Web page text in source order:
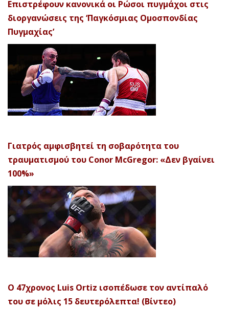
Επιστρέφουν κανονικά οι Ρώσοι πυγμάχοι στις
διοργανώσεις της ‘Παγκόσμιας Ομοσπονδίας
Πυγμαχίας’
Γιατρός αμφισβητεί τη σοβαρότητα του
τραυματισμού του Conor McGregor: «Δεν βγαίνει
100%»
Ο 47χρονος Luis Ortiz ισοπέδωσε τον αντίπαλό
του σε μόλις 15 δευτερόλεπτα! (Βίντεο)